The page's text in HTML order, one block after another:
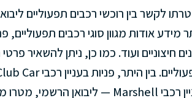
לקשר בין רוכשי רכבים תפעוליים
מידע אודות מגוון סוגי רכבים
חיצוניים ועוד. כמו כן, ניתן להשאיר